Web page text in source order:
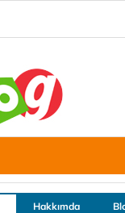
Hakkımda